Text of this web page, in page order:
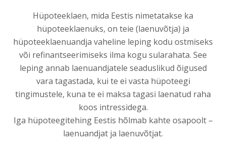
Hüpoteeklaen, mida Eestis nimetatakse ka
hüpoteeklaenuks, on teie (laenuvõtja) ja
hüpoteeklaenuandja vaheline leping kodu ostmiseks
või refinantseerimiseks ilma kogu sularahata. See
leping annab laenuandjatele seaduslikud õigused
vara tagastada, kui te ei vasta hüpoteegi
tingimustele, kuna te ei maksa tagasi laenatud raha
koos intressidega.
Iga hüpoteegitehing Eestis hõlmab kahte osapoolt –
laenuandjat ja laenuvõtjat.